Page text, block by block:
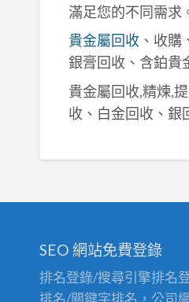
滿足您的不同需求
貴金屬回收、收購
銀膏回收、含鉑貴
貴金屬回收,精煉,
收、白金回收、銀
SEO 網站免費登錄
排名登錄/搜尋引擎排名
排名/關鍵字排名，公司